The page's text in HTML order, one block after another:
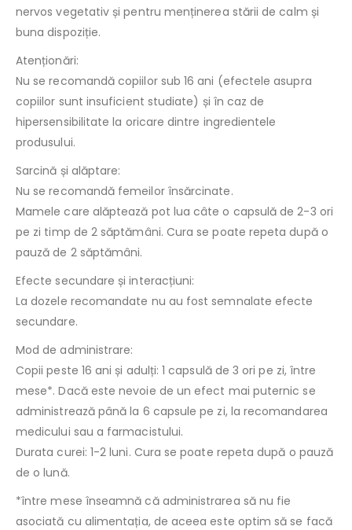
nervos vegetativ și pentru menținerea stării de calm și
buna dispoziție.
Atenționări:
Nu se recomandă copiilor sub 16 ani (efectele asupra
copiilor sunt insuficient studiate) și în caz de
hipersensibilitate la oricare dintre ingredientele
produsului.
Sarcină și alăptare:
Nu se recomandă femeilor însărcinate.
Mamele care alăptează pot lua câte o capsulă de 2-3 ori
pe zi timp de 2 săptămâni. Cura se poate repeta după o
pauză de 2 săptămâni.
Efecte secundare și interacțiuni:
La dozele recomandate nu au fost semnalate efecte
secundare.
Mod de administrare:
Copii peste 16 ani și adulți: 1 capsulă de 3 ori pe zi, între
mese*. Dacă este nevoie de un efect mai puternic se
administrează până la 6 capsule pe zi, la recomandarea
medicului sau a farmacistului.
Durata curei: 1-2 luni. Cura se poate repeta după o pauză
de o lună.
*între mese înseamnă că administrarea să nu fie
asociată cu alimentația, de aceea este optim să se facă